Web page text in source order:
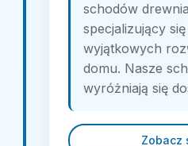
schodów
specjalizujący
wyjątkowych
domu. Nasze
wyróżniają się
Zobacz